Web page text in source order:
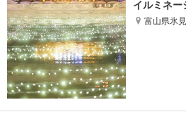
イルミネ
富山県氷